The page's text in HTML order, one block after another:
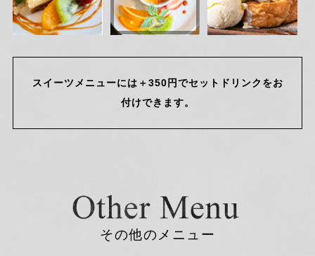
スイーツメニューには＋350円でセットドリンクをお
付けできます。
その他のメニュー